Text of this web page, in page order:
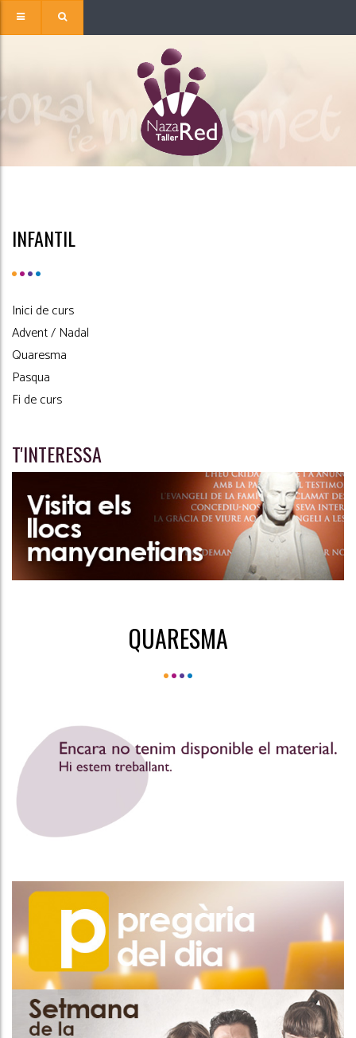
INFANTIL
Inici de curs
Advent / Nadal
Quaresma
Pasqua
Fi de curs
T'INTERESSA
QUARESMA